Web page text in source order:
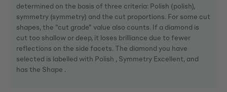
determined on the basis of three criteria: Polish (polish),
symmetry (symmetry) and the cut proportions. For some cut
shapes, the "cut grade" value also counts. If a diamond is
cut too shallow or deep, it loses brilliance due to fewer
reflections on the side facets. The diamond you have
selected is labelled with Polish , Symmetry Excellent, and
has the Shape .